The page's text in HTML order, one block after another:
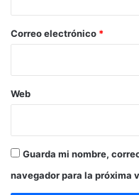
*
Correo electrónico *
Web
Guarda mi nombre,
navegador para la próxima